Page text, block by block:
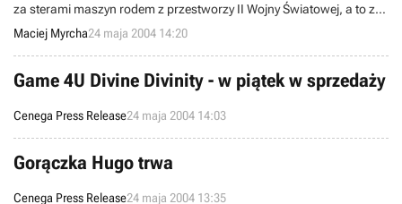
za sterami maszyn rodem z przestworzy II Wojny Światowej, a to za
sprawą Air Power: WW II Heavy Bombers and Jets tworzonej przez
Shockwave Productions. Przyjemność z lotów będzie tym większa, iż
gra powstaje w oparciu o technologię wykorzystaną w Microsoft
Flight Simulator 2004.
Maciej Myrcha24 maja 2004 14:20
Game 4U Divine Divinity - w piątek w sprzedaży
Cenega Press Release24 maja 2004 14:03
Gorączka Hugo trwa
Cenega Press Release24 maja 2004 13:35